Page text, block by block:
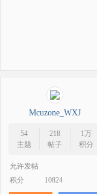
Mcuzone_WXJ
54
主题
218
帖子
1万
积分
允许发帖
积分
10824